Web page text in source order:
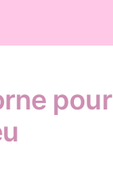
pour